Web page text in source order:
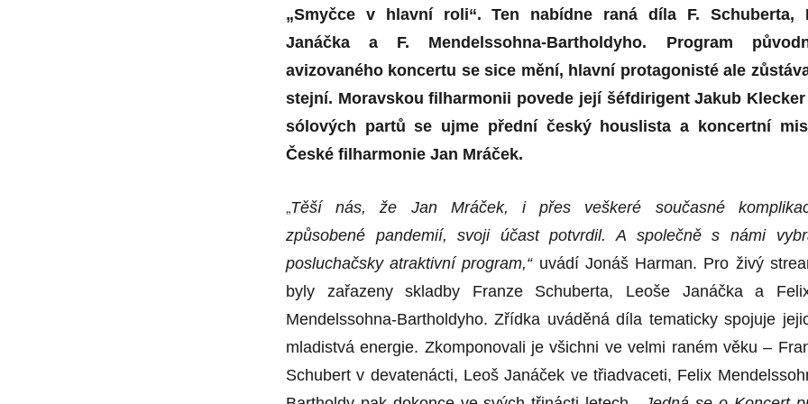
„Smyčce v hlavní roli“. Ten nabídne raná díla F. Schuberta,
Janáčka a F. Mendelssohna-Bartholdyho. Program
avizovaného koncertu se sice mění, hlavní protagonisté ale
stejní. Moravskou filharmonii povede její šéfdirigent Jakub Klecker
sólových partů se ujme přední český houslista a koncertní
České filharmonie Jan Mráček.
„Těší nás, že Jan Mráček, i přes veškeré současné
způsobené pandemií, svoji účast potvrdil.A společně s námi
posluchačsky atraktivní program,“ uvádí Jonáš Harman. Pro živý
byly zařazeny skladby Franze Schuberta, Leoše Janáčka a
Mendelssohna-Bartholdyho. Zřídka uváděná díla tematicky spojuje
mladistvá energie. Zkomponovali je všichni ve velmi raném věku –
Schubert v devatenácti, Leoš Janáček ve třiadvaceti, Felix